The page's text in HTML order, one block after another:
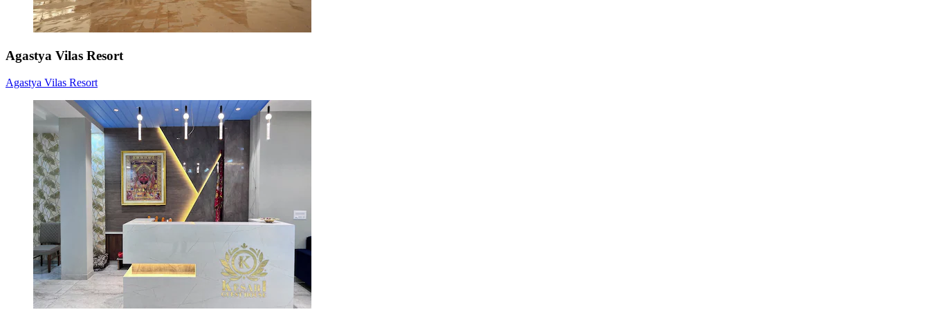
Agastya Vilas Resort
Agastya Vilas Resort